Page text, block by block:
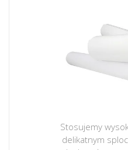
Stosujemy
delikatnym